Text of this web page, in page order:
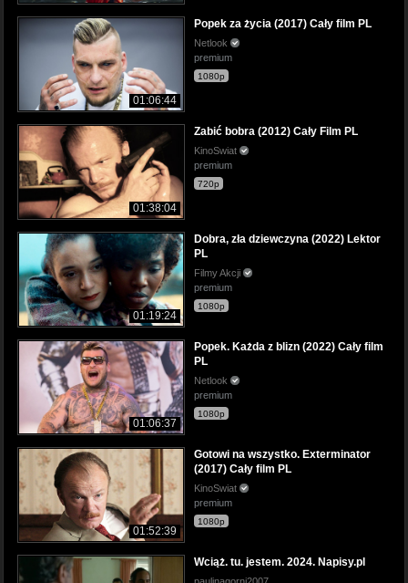
01:06:44
Popek za życia (2017) Cały film PL
Netlook
premium
1080p
01:38:04
Zabić bobra (2012) Cały Film PL
KinoSwiat
premium
720p
01:19:24
Dobra, zła dziewczyna (2022) Lektor
PL
Filmy Akcji
premium
1080p
01:06:37
Popek. Każda z blizn (2022) Cały film
PL
Netlook
premium
1080p
01:52:39
Gotowi na wszystko. Exterminator
(2017) Cały film PL
KinoSwiat
premium
1080p
Wciąż. tu. jestem. 2024. Napisy.pl